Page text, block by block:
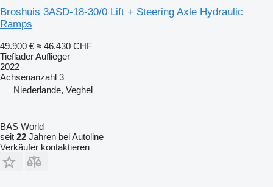
Broshuis 3ASD-18-30/0 Lift + Steering Axle Hydraulic
Ramps
49.900 € ≈ 46.430 CHF
Tieflader Auflieger
2022
Achsenanzahl 3
Niederlande, Veghel
BAS World
seit 22 Jahren bei Autoline
Verkäufer kontaktieren